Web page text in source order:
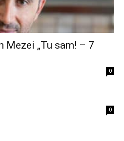
Mezei „Tu sam! – 7
0
0